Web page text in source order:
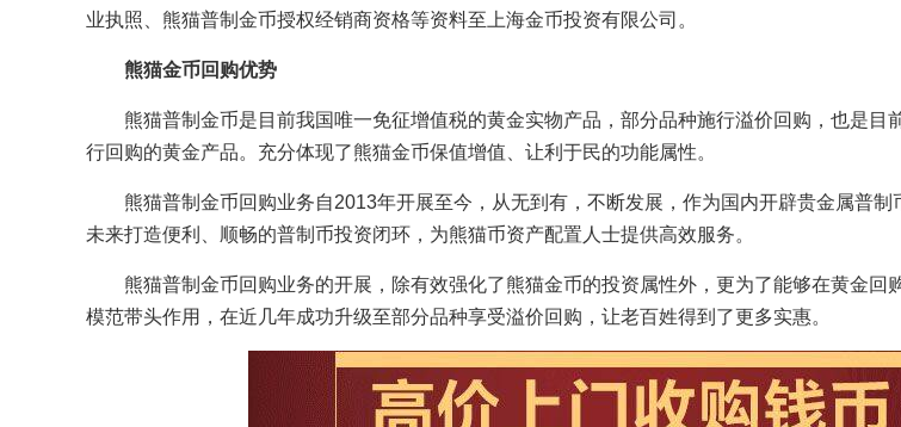
业执照、熊猫普制金币授权经销商资格等资料至上海金币投资有限公司。
熊猫金币回购优势
熊猫普制金币是目前我国唯一免征增值税的黄金实物产品，部分品种施行溢价回购，也是目
行回购的黄金产品。充分体现了熊猫金币保值增值、让利于民的功能属性。
熊猫普制金币回购业务自2013年开展至今，从无到有，不断发展，作为国内开辟贵金属普
未来打造便利、顺畅的普制币投资闭环，为熊猫币资产配置人士提供高效服务。
熊猫普制金币回购业务的开展，除有效强化了熊猫金币的投资属性外，更为了能够在黄金回
模范带头作用，在近几年成功升级至部分品种享受溢价回购，让老百姓得到了更多实惠。